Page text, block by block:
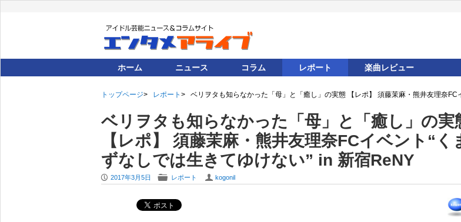
ホーム ニュース コラム レポート 楽曲レビュー
トップページ レポート ベリヲタも知らなかった「母」と「癒し」の実態 【レポ】 須藤茉麻・熊井友理奈
ベリヲタも知らなかった「母」と「癒し」の実
【レポ】 須藤茉麻・熊井友理奈FCイベント“く
ずなしでは生きてゆけない” in 新宿ReNY
P 2017年3月5日 F レポート U kogonil